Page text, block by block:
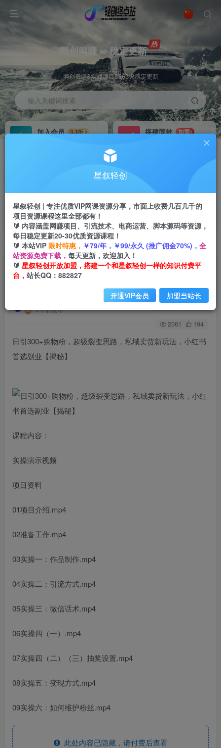
网创网赚 ∞ 稳定更新
网创资源&实战项目&365天稳定更新
输入关键词搜索
加入会员
3.3折
搭建同款
加盟
首页 创业课程 会员免费 正文
日引300+购物粉，超级裂变思路，私域卖货新玩
法，小红书首选副业【揭秘】
2年前发布
关注 私信
2061 194
日引300+购物粉，超级裂变思路，私域卖货新玩法，小红书
首选副业【揭秘】
课程内容：
实操演示视频
项目资料
01项目介绍.mp4
02准备工作.mp4
03实操一：作品制作.mp4
04实操二：引流方式.mp4
05实操三：微信话术.mp4
06实操四（一）.mp4
07实操四（二）（三）抽奖设置.mp4
08实操五：变现方式.mp4
09实操六：如何维护粉丝.mp4
此处内容已隐藏，请付费后查看
星叙轻创
星叙轻创 | 专注优质VIP网课资源分享，市面上收费几百几千的
项目资源课程这里全部都有！
🔰 内容涵盖网赚项目、引流技术、电商运营、脚本源码等资源，
每日稳定更新20-30优质资源课程！
🔰 本站VIP 限时特惠， ￥79/年，￥99/永久 (推广佣金70%)， 全
站资源免费下载， 每天更新，欢迎加入！
🔰 星叙轻创开放加盟，搭建一个和星叙轻创一样的知识付费平
台， 站长QQ：882827
开通VIP会员 加盟当站长